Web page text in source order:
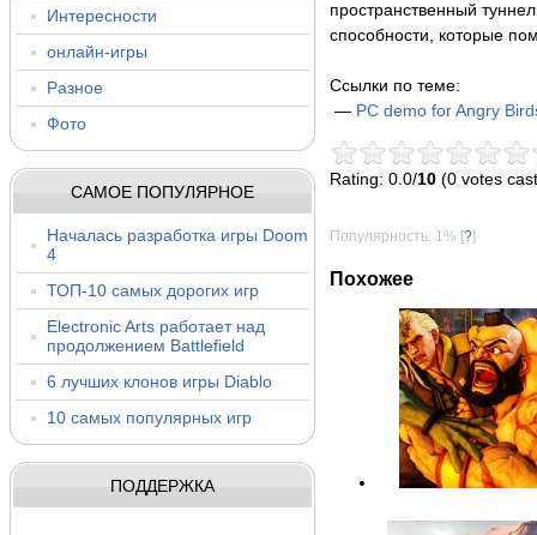
Интересности
онлайн-игры
Разное
Фото
САМОЕ ПОПУЛЯРНОЕ
Началась разработка игры Doom
4
ТОП-10 самых дорогих игр
Electronic Arts работает над
продолжением Battlefield
6 лучших клонов игры Diablo
10 самых популярных игр
ПОДДЕРЖКА
пространственный
способности, которые
Ссылки по теме:
— PC demo for Angry
Rating: 0.0/10 (0 votes
Популярность: 1% [?]
Похожее